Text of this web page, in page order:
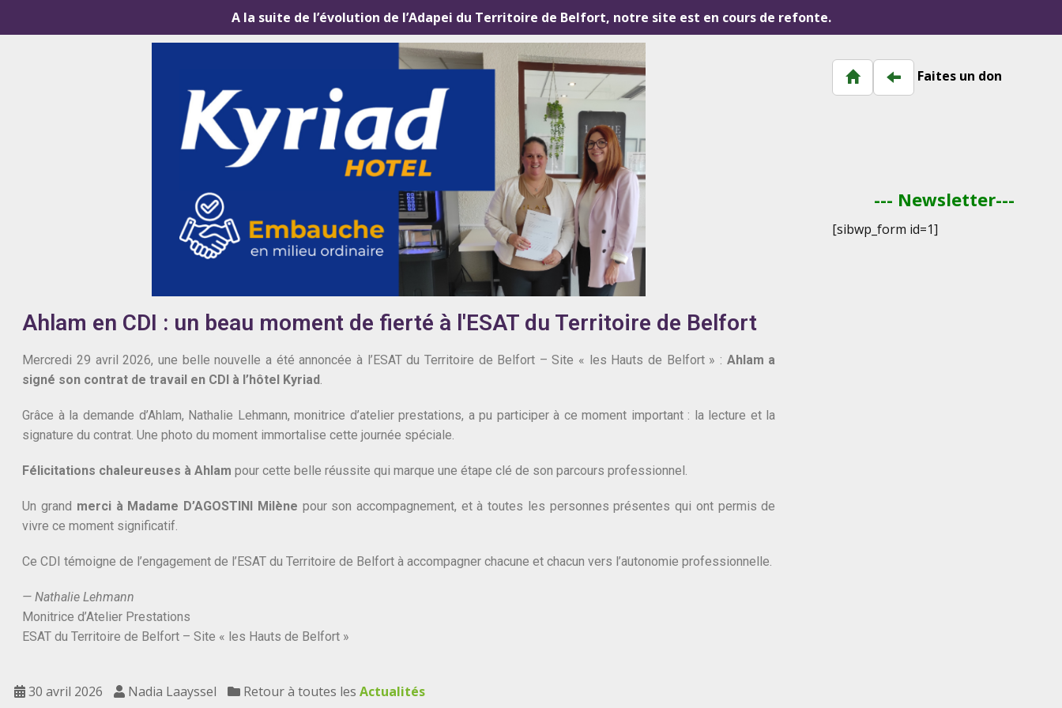
A la suite de l’évolution de l’Adapei du Territoire de Belfort, notre site est en cours de refonte.
Ahlam en CDI : un beau moment de fierté à l'ESAT du Territoire de Belfort
Mercredi 29 avril 2026, une belle nouvelle a été annoncée à l’ESAT du Territoire de Belfort – Site « les Hauts de Belfort » : Ahlam a
signé son contrat de travail en CDI à l’hôtel Kyriad .
Grâce à la demande d’Ahlam, Nathalie Lehmann, monitrice d’atelier prestations, a pu participer à ce moment important : la lecture et la
signature du contrat. Une photo du moment immortalise cette journée spéciale.
Félicitations chaleureuses à Ahlam pour cette belle réussite qui marque une étape clé de son parcours professionnel.
Un grand merci à Madame D’AGOSTINI Milène pour son accompagnement, et à toutes les personnes présentes qui ont permis de
vivre ce moment significatif.
Ce CDI témoigne de l’engagement de l’ESAT du Territoire de Belfort à accompagner chacune et chacun vers l’autonomie professionnelle.
— Nathalie Lehmann
Monitrice d’Atelier Prestations
ESAT du Territoire de Belfort – Site « les Hauts de Belfort »
30 avril 2026 Nadia Laayssel Retour à toutes lesActualités
Faites un don
--- Newsletter---
[sibwp_form id=1]